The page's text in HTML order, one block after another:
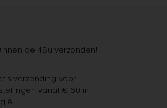
de 48u verzonden!
verzending voor
vanaf € 60 in